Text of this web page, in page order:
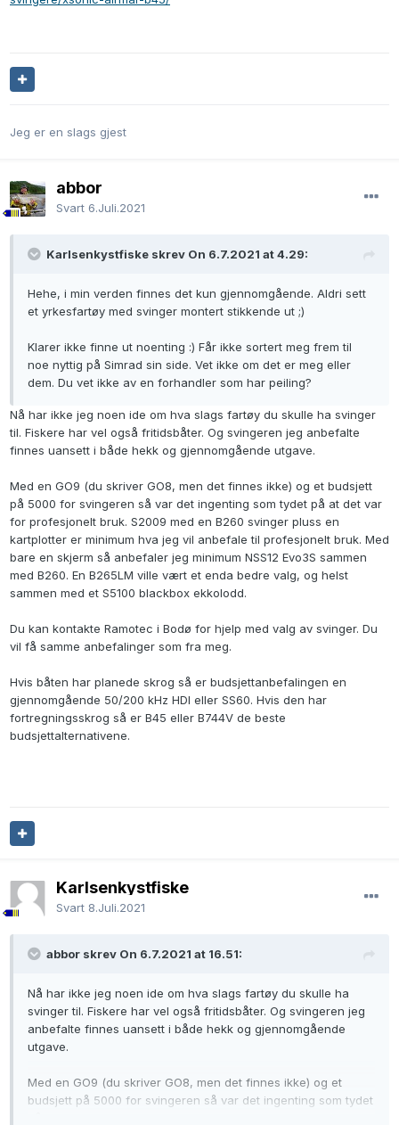
Jeg er en slags gjest
abbor
Svart 6.Juli.2021
Karlsenkystfiske skrev On 6.7.2021 at 4.29:
Hehe, i min verden finnes det kun gjennomgående. Aldri sett
et yrkesfartøy med svinger montert stikkende ut ;)
Klarer ikke finne ut noenting :) Får ikke sortert meg frem til
noe nyttig på Simrad sin side. Vet ikke om det er meg eller
dem. Du vet ikke av en forhandler som har peiling?
Nå har ikke jeg noen ide om hva slags fartøy du skulle ha svinger
til. Fiskere har vel også fritidsbåter. Og svingeren jeg anbefalte
finnes uansett i både hekk og gjennomgående utgave.
Med en GO9 (du skriver GO8, men det finnes ikke) og et budsjett
på 5000 for svingeren så var det ingenting som tydet på at det var
for profesjonelt bruk. S2009 med en B260 svinger pluss en
kartplotter er minimum hva jeg vil anbefale til profesjonelt bruk. Med
bare en skjerm så anbefaler jeg minimum NSS12 Evo3S sammen
med B260. En B265LM ville vært et enda bedre valg, og helst
sammen med et S5100 blackbox ekkolodd.
Du kan kontakte Ramotec i Bodø for hjelp med valg av svinger. Du
vil få samme anbefalinger som fra meg.
Hvis båten har planede skrog så er budsjettanbefalingen en
gjennomgående 50/200 kHz HDI eller SS60. Hvis den har
fortregningsskrog så er B45 eller B744V de beste
budsjettalternativene.
Karlsenkystfiske
Svart 8.Juli.2021
abbor skrev On 6.7.2021 at 16.51:
Nå har ikke jeg noen ide om hva slags fartøy du skulle ha
svinger til. Fiskere har vel også fritidsbåter. Og svingeren jeg
anbefalte finnes uansett i både hekk og gjennomgående
utgave.
Med en GO9 (du skriver GO8, men det finnes ikke) og et
budsjett på 5000 for svingeren så var det ingenting som tydet